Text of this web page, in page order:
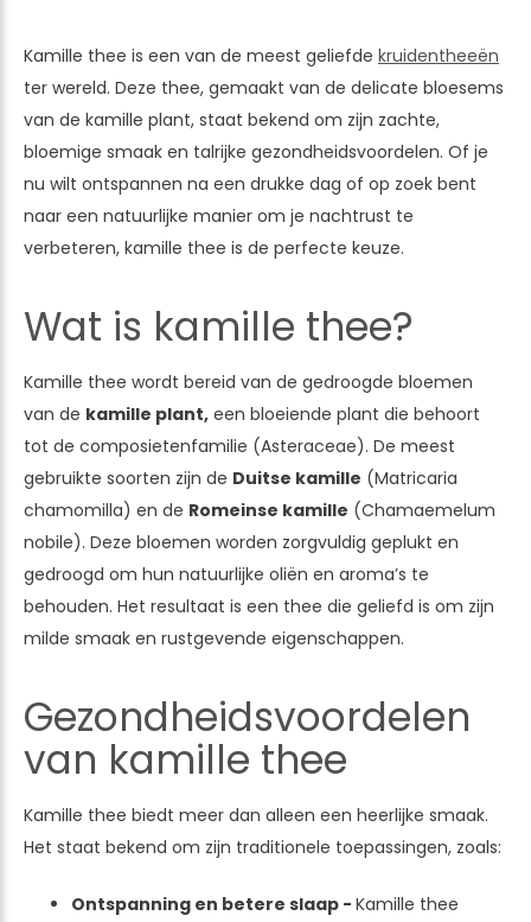
Kamille thee is een van de meest geliefde kruidentheeën
ter wereld. Deze thee, gemaakt van de delicate bloesems
van de kamille plant, staat bekend om zijn zachte,
bloemige smaak en talrijke gezondheidsvoordelen. Of je
nu wilt ontspannen na een drukke dag of op zoek bent
naar een natuurlijke manier om je nachtrust te
verbeteren, kamille thee is de perfecte keuze.
Wat is kamille thee?
Kamille thee wordt bereid van de gedroogde bloemen
van de kamille plant, een bloeiende plant die behoort
tot de composietenfamilie (Asteraceae). De meest
gebruikte soorten zijn de Duitse kamille (Matricaria
chamomilla) en de Romeinse kamille (Chamaemelum
nobile). Deze bloemen worden zorgvuldig geplukt en
gedroogd om hun natuurlijke oliën en aroma’s te
behouden. Het resultaat is een thee die geliefd is om zijn
milde smaak en rustgevende eigenschappen.
Gezondheidsvoordelen
van kamille thee
Kamille thee biedt meer dan alleen een heerlijke smaak.
Het staat bekend om zijn traditionele toepassingen, zoals:
Ontspanning en betere slaap - Kamille thee